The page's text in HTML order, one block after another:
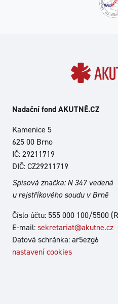
Nadační fond AKUTNĚ.CZ
Kamenice 5
625 00 Brno
IČ: 29211719
DIČ: CZ29211719
Spisová značka: N 347 vedená
u rejstříkového soudu v Brně
Číslo účtu: 555 000 100/5500
E-mail:sekretariat@akutne.cz
Datová schránka: ar5ezg6
nastavení cookies